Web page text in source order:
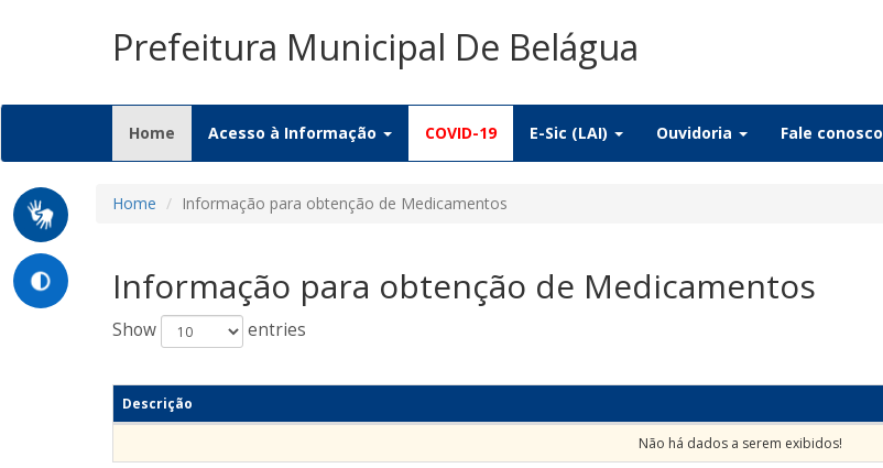
Prefeitura Municipal De Belágua
Home (current)
Acesso à Informação COVID-19 E-Sic (LAI) Ouvidoria Fale conosco
Home Informação para obtenção de Medicamentos
Informação para obtenção de Medicamentos
Show
entries
Descrição
Não há dados a serem exibidos!